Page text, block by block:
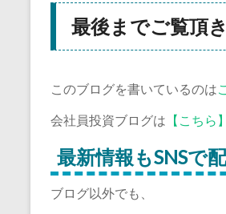
最後までご覧頂
このブログを書いているのは
会社員投資ブログは 【こちら】
最新情報もSNSで
ブログ以外でも、